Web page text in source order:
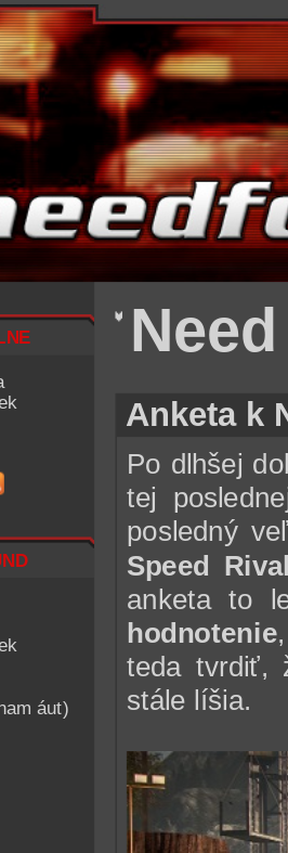
áut)
Anketa k
Po dlhšej
tej
posledný
Speed
anketa to
hodnotenie
teda tvrdiť,
stále líšia.